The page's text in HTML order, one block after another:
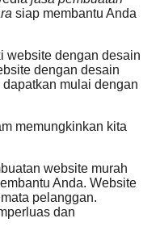
siap membantu Anda
website dengan desain
dengan desain
mulai dengan
memungkinkan kita
website murah
Anda. Website
pelanggan.
dan